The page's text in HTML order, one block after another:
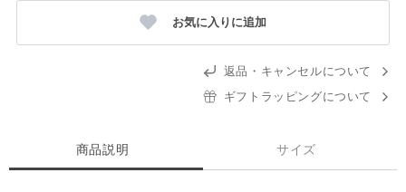
お気に入りに追加
返品・キャンセルについて
ギフトラッピングについて
商品説明 サイズ